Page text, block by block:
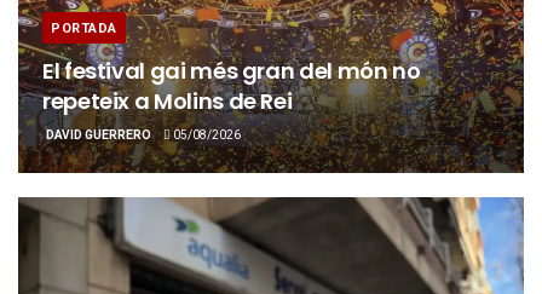
PORTADA
El festival gai més gran del món no
repeteix a Molins de Rei
DAVID GUERRERO 05/08/2026